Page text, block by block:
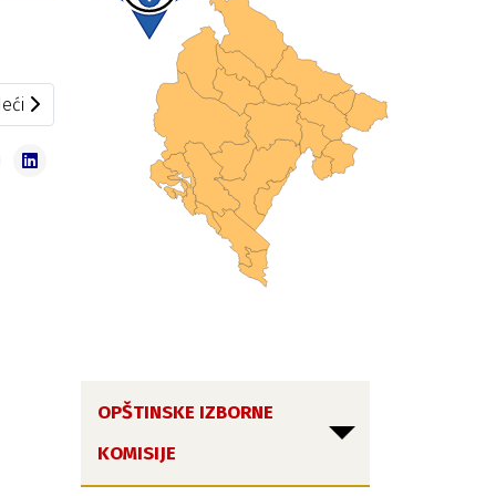
članak: Saziv za 101. sjednicu
OPŠTINSKE IZBORNE
KOMISIJE